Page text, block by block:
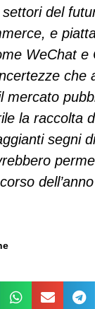
del
e
WeChat e
che
mercato
la raccolta
segni